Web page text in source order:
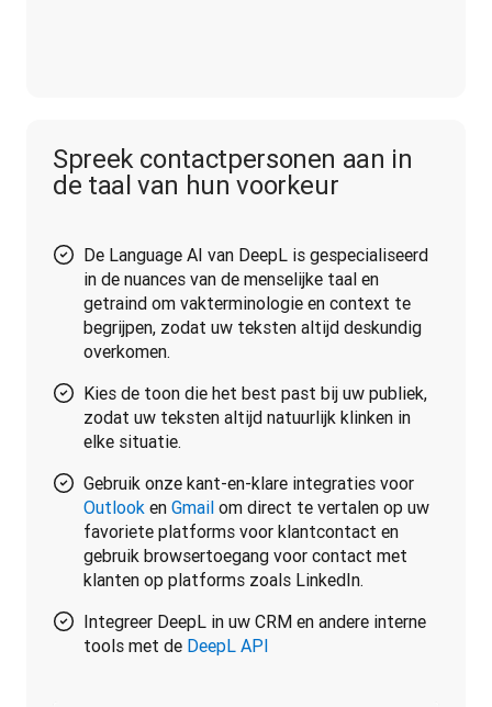
Spreek contactpersonen aan in
de taal van hun voorkeur
De Language AI van DeepL is gespecialiseerd
in de nuances van de menselijke taal en
getraind om vakterminologie en context te
begrijpen, zodat uw teksten altijd deskundig
overkomen.
Kies de toon die het best past bij uw publiek,
zodat uw teksten altijd natuurlijk klinken in
elke situatie.
Gebruik onze kant-en-klare integraties voor
Outlook en Gmail om direct te vertalen op uw
favoriete platforms voor klantcontact en
gebruik browsertoegang voor contact met
klanten op platforms zoals LinkedIn.
Integreer DeepL in uw CRM en andere interne
tools met de DeepL API